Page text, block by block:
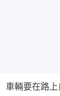
車輛要在路